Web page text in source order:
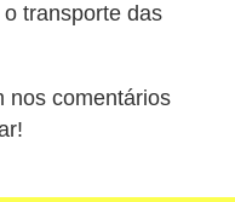
transporte das
nos comentários